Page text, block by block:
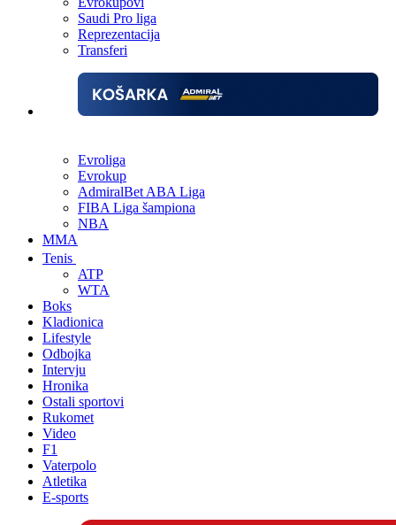
Saudi Pro liga
Reprezentacija
Transferi
Evroliga
Evrokup
AdmiralBet ABA Liga
FIBA Liga šampiona
NBA
MMA
Tenis
ATP
WTA
Boks
Kladionica
Lifestyle
Odbojka
Intervju
Hronika
Ostali sportovi
Rukomet
Video
F1
Vaterpolo
Atletika
E-sports